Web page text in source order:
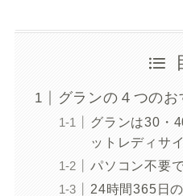
グランの４つのお
グランは30・
ットレディサ
パソコン不要
24時間365日